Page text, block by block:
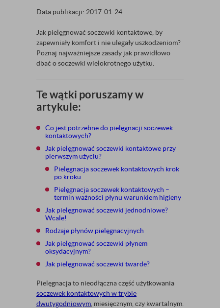
Data publikacji: 2017-01-24
Jak pielęgnować soczewki kontaktowe, by
zapewniały komfort i nie ulegały uszkodzeniom?
Poznaj najważniejsze zasady jak prawidłowo
dbać o soczewki wielokrotnego użytku.
Te wątki poruszamy w
artykule:
Co jest potrzebne do pielęgnacji soczewek
kontaktowych?
Jak pielęgnować soczewki kontaktowe przy
pierwszym użyciu?
Pielęgnacja soczewek kontaktowych krok
po kroku
Pielęgnacja soczewek kontaktowych –
termin ważności płynu warunkiem higieny
Jak pielęgnować soczewki jednodniowe?
Wcale!
Rodzaje płynów pielęgnacyjnych
Jak pielęgnować soczewki płynem
oksydacyjnym?
Jak pielęgnować soczewki twarde?
Pielęgnacja to nieodłączna część użytkowania
soczewek kontaktowych w trybie
dwutygodniowym , miesięcznym, czy kwartalnym.